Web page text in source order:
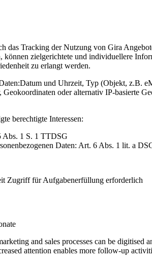
das Tracking der Nutzung von Gira
können zielgerichtete und individuellere
zu erlangt werden.
Datum und Uhrzeit, Typ (Objekt, z.B.
oder alternativ IP-basierte
berechtigte Interessen:
Abs. 1 S. 1 TTDSG
Daten: Art. 6 Abs. 1 lit. a
Zugriff für Aufgabenerfüllung erforderlich
and sales processes can be digitised
attention enables more follow-up